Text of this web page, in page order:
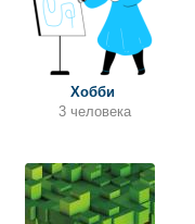
Хобби
3 человека